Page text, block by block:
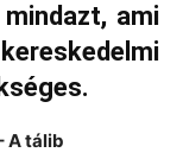
ami
A tálib